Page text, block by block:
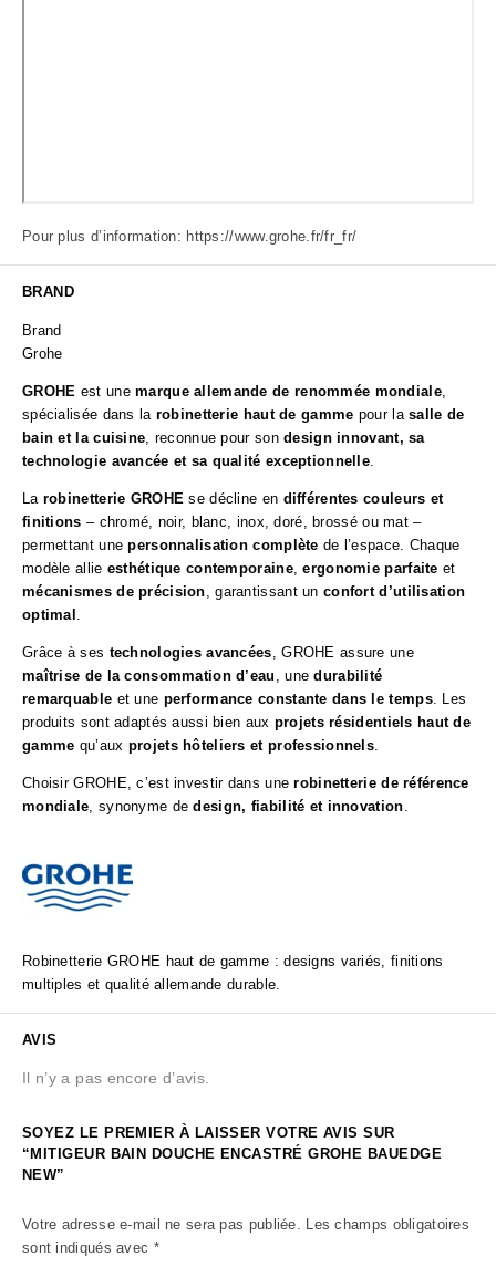
Pour plus d’information: https://www.grohe.fr/fr_fr/
BRAND
Brand
Grohe
GROHE est unemarque allemande de renommée mondiale,
spécialisée dans la robinetterie haut de gamme pour lasalle de
bain et la cuisine, reconnue pour sondesign innovant, sa
technologie avancée et sa qualité exceptionnelle.
La robinetterie GROHE se décline en différentes couleurs et
finitions – chromé, noir, blanc, inox, doré, brossé ou mat –
permettant unepersonnalisation complète de l’espace. Chaque
modèle allie esthétique contemporaine,ergonomie parfaite et
mécanismes de précision, garantissant un confort d’utilisation
optimal .
Grâce à ses technologies avancées, GROHE assure une
maîtrise de la consommation d’eau , unedurabilité
remarquable et une performance constante dans le temps. Les
produits sont adaptés aussi bien aux projets résidentiels haut de
gamme qu’aux projets hôteliers et professionnels.
Choisir GROHE, c’est investir dans unerobinetterie de référence
mondiale, synonyme dedesign, fiabilité et innovation.
Robinetterie GROHE haut de gamme : designs variés, finitions
multiples et qualité allemande durable.
AVIS
Il n’y a pas encore d’avis.
SOYEZ LE PREMIER À LAISSER VOTRE AVIS SUR
“MITIGEUR BAIN DOUCHE ENCASTRÉ GROHE BAUEDGE
NEW”
Votre adresse e-mail ne sera pas publiée. Les champs obligatoires
sont indiqués avec *